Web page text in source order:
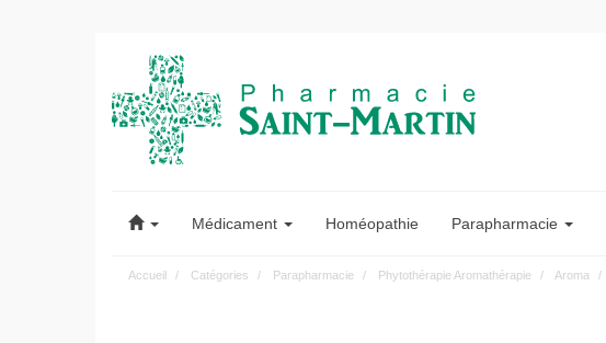
Saint-
Martin
Médicament Homéopathie Parapharmacie
Accueil Catégories Parapharmacie Phytothérapie Aromathérapie Aroma